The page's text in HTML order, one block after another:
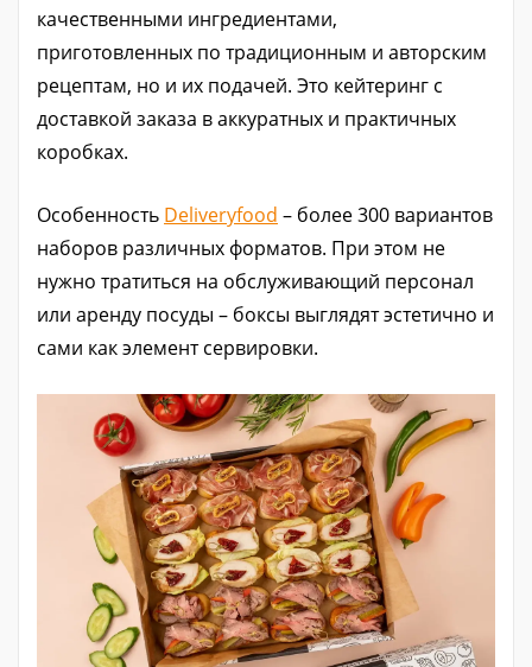
качественными ингредиентами,
приготовленных по традиционным и авторским
рецептам, но и их подачей. Это кейтеринг с
доставкой заказа в аккуратных и практичных
коробках.
Особенность Deliveryfood – более 300 вариантов
наборов различных форматов. При этом не
нужно тратиться на обслуживающий персонал
или аренду посуды – боксы выглядят эстетично и
сами как элемент сервировки.